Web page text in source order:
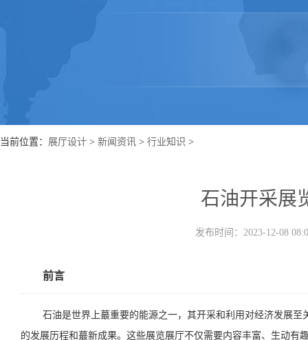
当前位置： 展厅设计 > 新闻资讯 > 行业知识 >
石油开采展
发布时间：2023-12-08
前言
石油是世界上蕞重要的能源之一，其开采和利用对经济发展
的发展历程和蕞新成果。这些展览展厅不仅需要内容丰富、生动有